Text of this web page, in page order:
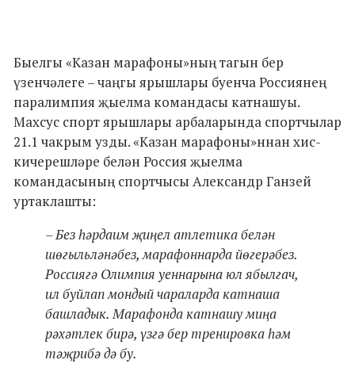
Быелгы «Казан марафоны»ның тагын бер
үзенчәлеге – чаңгы ярышлары буенча Россиянең
паралимпия җыелма командасы катнашуы.
Махсус спорт ярышлары арбаларында спортчылар
21.1 чакрым узды. «Казан марафоны»ннан хис-
кичерешләре белән Россия җыелма
командасының спортчысы Александр Ганзей
уртаклашты:
– Без һәрдаим җиңел атлетика белән
шөгыльләнәбез, марафоннарда йөгерәбез.
Россиягә Олимпия уеннарына юл ябылгач,
ил буйлап мондый чараларда катнаша
башладык. Марафонда катнашу миңа
рәхәтлек бирә, үзгә бер тренировка һәм
тәҗрибә дә бу.